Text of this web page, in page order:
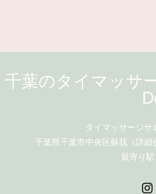
千葉のタイマッサ
タイマッサージ
千葉県千葉市中央区蘇我（詳細
最寄り